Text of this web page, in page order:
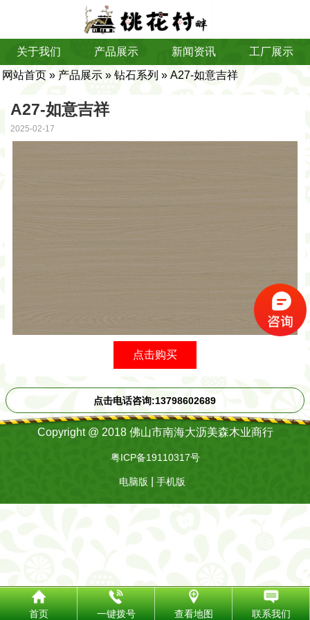
关于我们 产品展示 新闻资讯
工厂展示
网站首页 » 产品展示 » 钻石系列 » A27-如意吉祥
A27-如意吉祥
2025-02-17
点击购买
点击电话咨询:13798602689
Copyright @ 2018 佛山市南海大沥美森木业商行
粤ICP备19110317号
电脑版 手机版
首页 一键拨号 查看地图 联系我们